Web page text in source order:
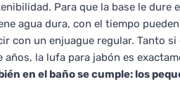
Para que la base le dure
agua dura, con el tiempo
con un enjuague regular. Tanto
años, la lufa para jabón es
en el baño se cumple: los